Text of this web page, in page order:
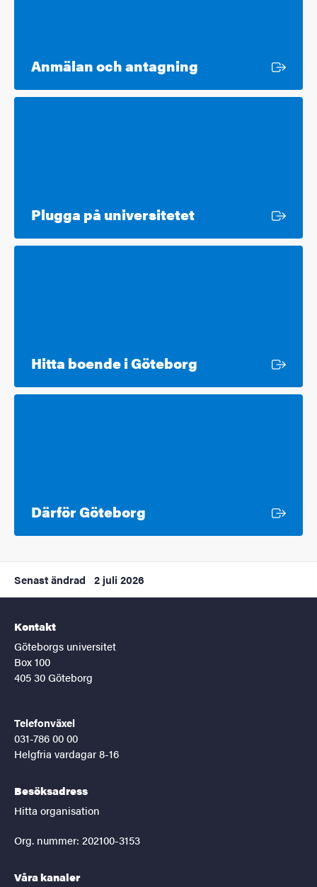
Anmälan och antagning Extern länk
Plugga på universitetetExtern länk
Hitta boende i Göteborg Extern länk
Därför Göteborg
Senast ändrad 2 juli 2026
Kontakt
Göteborgs universitet
Box 100
405 30 Göteborg
Telefonväxel
031-786 00 00
Helgfria vardagar 8-16
Besöksadress
Hitta organisation
Org. nummer: 202100-3153
Våra kanaler